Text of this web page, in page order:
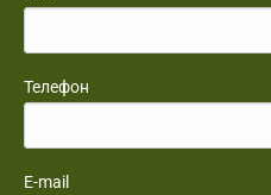
Телефон
E-mail